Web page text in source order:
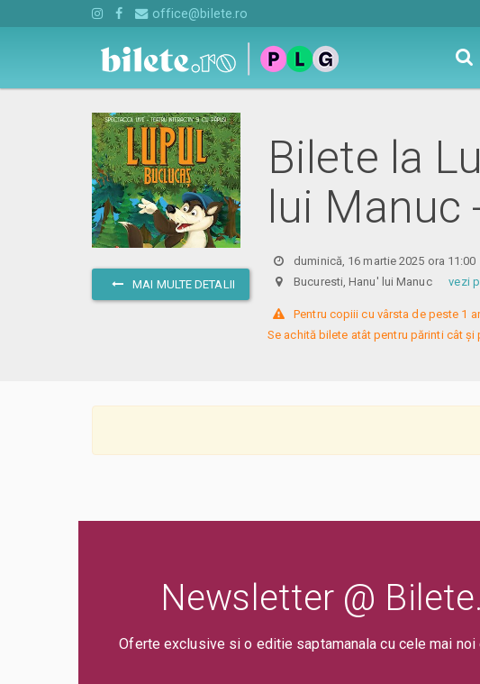
office@bilete.ro
MAI MULTE DETALII
Bilete la
lui Manuc
duminică, 16 martie 2025 ora 11:00
Bucuresti, Hanu' lui Manucvezi
Pentru copiii cu vârsta de peste 1
Se achită bilete atât pentru părinti cât și
Newsletter @
Oferte exclusive si o editie saptamanala cu cele mai noi